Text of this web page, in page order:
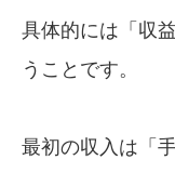
具体的には「収
うことです。
最初の収入は「